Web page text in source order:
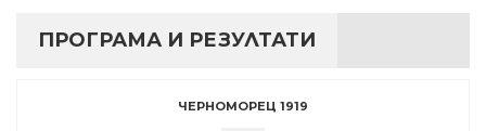
ПРОГРАМА И РЕЗУЛТАТИ
ЧЕРНОМОРЕЦ 1919